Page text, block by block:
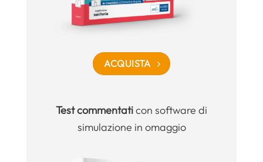
ACQUISTA
Test commentaticon software di
simulazione in omaggio